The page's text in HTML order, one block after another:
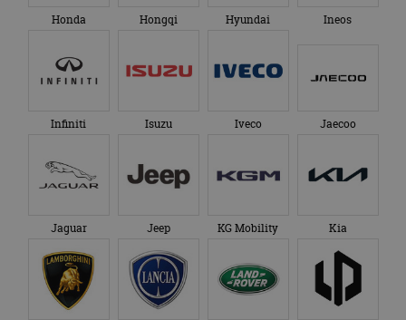
Honda Hongqi Hyundai Ineos
Infiniti Isuzu Iveco Jaecoo
Jaguar Jeep KG Mobility Kia